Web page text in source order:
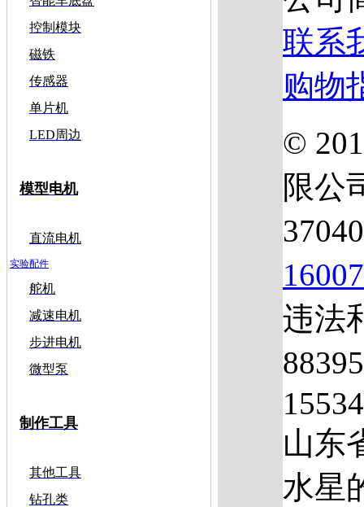
控制模块
磁铁
传感器
单片机
LED周边
模型电机
直流电机
实验配件
舵机
减速电机
步进电机
微型泵
制作工具
其他工具
钻孔类
联系
购物
©
限公
违法
山东
水星